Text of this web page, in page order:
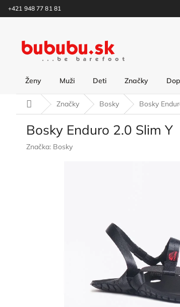
Prejsť+421 948 77 81 81
Ženy Muži Deti Značky
DomovZnačky Bosky Bosky
Bosky Enduro 2.0 Slim Y
Značka: Bosky